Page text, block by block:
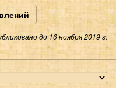
до 16 ноября 2019 г.